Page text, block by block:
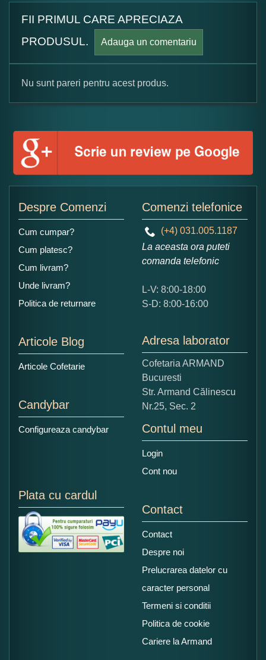
FII PRIMUL CARE APRECIAZA
PRODUSUL.
Adauga un comentariu
Formular pareri client
Numele dumneavoastra:
Ce nota acordati acestui produs?
5
Copiati alaturi numarul din imagine:
Nu sunt pareri pentru acest produs.
Despre Comenzi
Cum cumpar?
Cum platesc?
Cum livram?
Unde livram?
Politica de returnare
Articole Blog
Articole Cofetarie
Candybar
Configureaza candybar
Comenzi telefonice
(+4) 031.005.1187
La aceasta ora puteti
comanda telefonic
L-V: 8:00-18:00
S-D: 8:00-16:00
Adresa laborator
Cofetaria ARMAND
Bucuresti
Str. Armand Călinescu
Nr.25, Sec. 2
Contul meu
Login
Cont nou
Plata cu cardul
Contact
Contact
Despre noi
Prelucrarea datelor cu
caracter personal
Termeni si conditii
Politica de cookie
Cariere la Armand